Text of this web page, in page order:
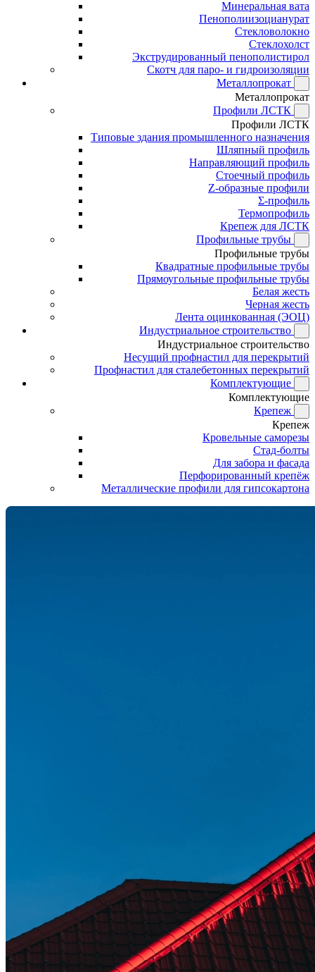
Минеральная вата
Пенополиизоцианурат
Стекловолокно
Стеклохолст
Экструдированный пенополистирол
Скотч для паро- и гидроизоляции
Металлопрокат
Металлопрокат
Профили ЛСТК
Профили ЛСТК
Типовые здания промышленного назначения
Шляпный профиль
Направляющий профиль
Стоечный профиль
Z-образные профили
Σ-профиль
Термопрофиль
Крепеж для ЛСТК
Профильные трубы
Профильные трубы
Квадратные профильные трубы
Прямоугольные профильные трубы
Белая жесть
Черная жесть
Лента оцинкованная (ЭОЦ)
Индустриальное строительство
Индустриальное строительство
Несущий профнастил для перекрытий
Профнастил для сталебетонных перекрытий
Комплектующие
Комплектующие
Крепеж
Крепеж
Кровельные саморезы
Стад-болты
Для забора и фасада
Перфорированный крепёж
Металлические профили для гипсокартона